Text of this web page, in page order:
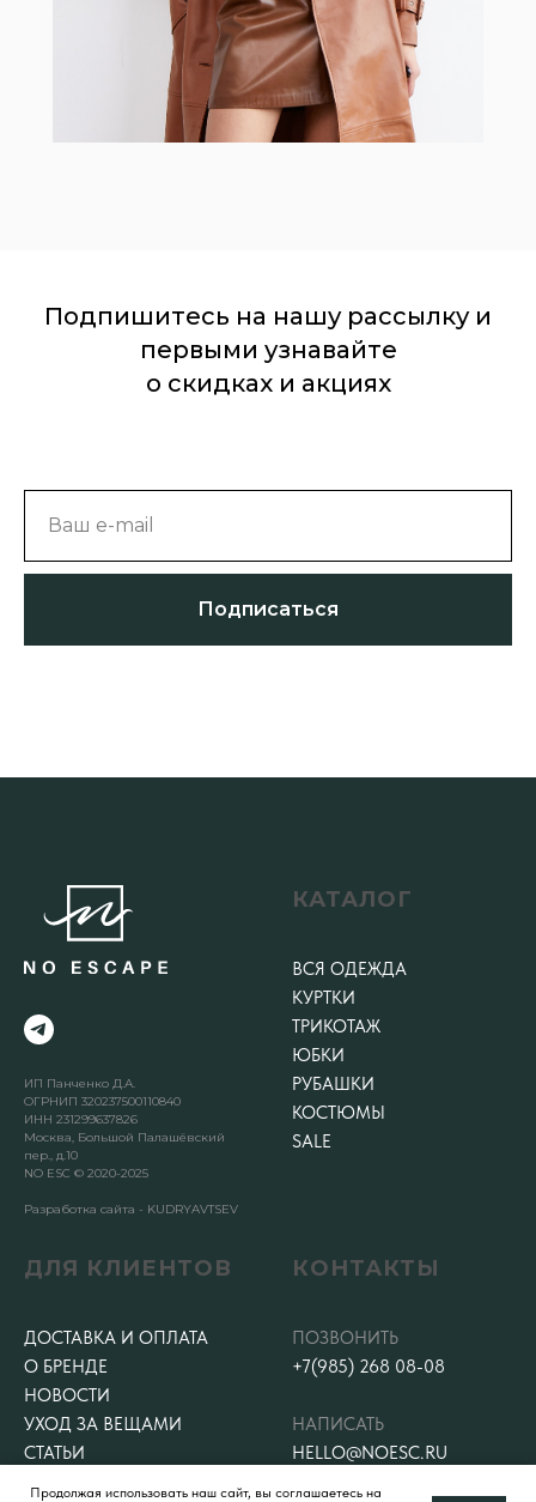
Продолжая использовать наш сайт, вы соглашаетесь на
Подпишитесь на нашу рассылку и
первыми узнавайте
о скидках и акциях
Ваш e-mail
Подписаться
ИП Панченко Д.А.
ОГРНИП 320237500110840
ИНН 231299637826
Москва, Большой Палашёвский
пер., д.10
NO ESC © 2020-2025
Разработка сайта - KUDRYAVTSEV
КАТАЛОГ
ВСЯ ОДЕЖДА
КУРТКИ
ТРИКОТАЖ
ЮБКИ
РУБАШКИ
КОСТЮМЫ
SALE
ДЛЯ КЛИЕНТОВ
ДОСТАВКА И ОПЛАТА
О БРЕНДЕ
НОВОСТИ
УХОД ЗА ВЕЩАМИ
СТАТЬИ
КОНТАКТЫ
ПОЗВОНИТЬ
+7(985) 268 08-08
НАПИСАТЬ
HELLO@NOESC.RU